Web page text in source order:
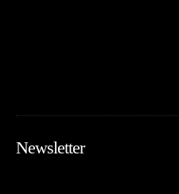
Newsletter